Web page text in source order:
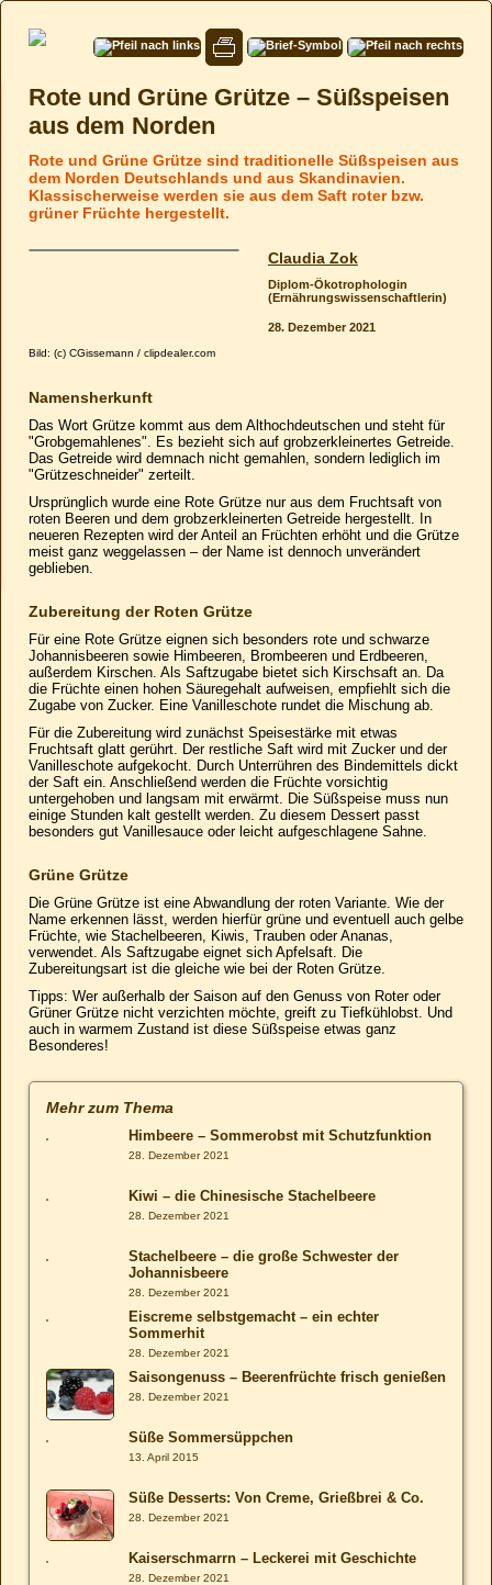
Rote und Grüne Grütze – Süßspeisen
aus dem Norden
Rote und Grüne Grütze sind traditionelle Süßspeisen aus
dem Norden Deutschlands und aus Skandinavien.
Klassischerweise werden sie aus dem Saft roter bzw.
grüner Früchte hergestellt.
Claudia Zok
Diplom-Ökotrophologin
(Ernährungs­wissenschaftlerin)
28. Dezember 2021
Bild: (c) CGissemann / clipdealer.com
Namensherkunft
Das Wort Grütze kommt aus dem Althochdeutschen und steht für
"Grobgemahlenes". Es bezieht sich auf grobzerkleinertes Getreide.
Das Getreide wird demnach nicht gemahlen, sondern lediglich im
"Grützeschneider" zerteilt.
Ursprünglich wurde eine Rote Grütze nur aus dem Fruchtsaft von
roten Beeren und dem grobzerkleinerten Getreide hergestellt. In
neueren Rezepten wird der Anteil an Früchten erhöht und die Grütze
meist ganz weggelassen – der Name ist dennoch unverändert
geblieben.
Zubereitung der Roten Grütze
Für eine Rote Grütze eignen sich besonders rote und schwarze
Johannisbeeren sowie Himbeeren, Brombeeren und Erdbeeren,
außerdem Kirschen. Als Saftzugabe bietet sich Kirschsaft an. Da
die Früchte einen hohen Säuregehalt aufweisen, empfiehlt sich die
Zugabe von Zucker. Eine Vanilleschote rundet die Mischung ab.
Für die Zubereitung wird zunächst Speisestärke mit etwas
Fruchtsaft glatt gerührt. Der restliche Saft wird mit Zucker und der
Vanilleschote aufgekocht. Durch Unterrühren des Bindemittels dickt
der Saft ein. Anschließend werden die Früchte vorsichtig
untergehoben und langsam mit erwärmt. Die Süßspeise muss nun
einige Stunden kalt gestellt werden. Zu diesem Dessert passt
besonders gut Vanillesauce oder leicht aufgeschlagene Sahne.
Grüne Grütze
Die Grüne Grütze ist eine Abwandlung der roten Variante. Wie der
Name erkennen lässt, werden hierfür grüne und eventuell auch gelbe
Früchte, wie Stachelbeeren, Kiwis, Trauben oder Ananas,
verwendet. Als Saftzugabe eignet sich Apfelsaft. Die
Zubereitungsart ist die gleiche wie bei der Roten Grütze.
Tipps: Wer außerhalb der Saison auf den Genuss von Roter oder
Grüner Grütze nicht verzichten möchte, greift zu Tiefkühlobst. Und
auch in warmem Zustand ist diese Süßspeise etwas ganz
Besonderes!
Mehr zum Thema
Himbeere – Sommerobst mit Schutzfunktion
28. Dezember 2021
Kiwi – die Chinesische Stachelbeere
28. Dezember 2021
Stachelbeere – die große Schwester der
Johannisbeere
28. Dezember 2021
Eiscreme selbstgemacht – ein echter
Sommerhit
28. Dezember 2021
Saisongenuss – Beerenfrüchte frisch genießen
28. Dezember 2021
Süße Sommersüppchen
13. April 2015
Süße Desserts: Von Creme, Grießbrei & Co.
28. Dezember 2021
Kaiserschmarrn – Leckerei mit Geschichte
28. Dezember 2021